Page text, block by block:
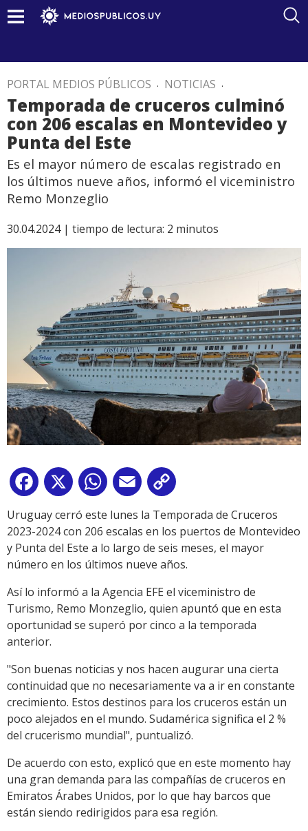
PORTAL MEDIOS PÚBLICOS . NOTICIAS .
Temporada de cruceros culminó
con 206 escalas en Montevideo y
Punta del Este
Es el mayor número de escalas registrado en
los últimos nueve años, informó el viceministro
Remo Monzeglio
30.04.2024 | tiempo de lectura: 2 minutos
Facebook
X WhatsApp
Email
Link
Uruguay cerró este lunes la Temporada de Cruceros
2023-2024 con 206 escalas en los puertos de Montevideo
y Punta del Este a lo largo de seis meses, el mayor
número en los últimos nueve años.
Así lo informó a la Agencia EFE el viceministro de
Turismo, Remo Monzeglio, quien apuntó que en esta
oportunidad se superó por cinco a la temporada
anterior.
"Son buenas noticias y nos hacen augurar una cierta
continuidad que no necesariamente va a ir en constante
crecimiento. Estos destinos para los cruceros están un
poco alejados en el mundo. Sudamérica significa el 2 %
del crucerismo mundial", puntualizó.
De acuerdo con esto, explicó que en este momento hay
una gran demanda para las compañías de cruceros en
Emiratos Árabes Unidos, por lo que hay barcos que
están siendo redirigidos para esa región.